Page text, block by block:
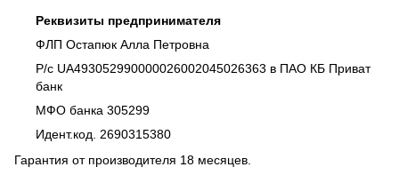
Реквизиты предпринимателя
ФЛП Остапюк Алла Петровна
Р/с UA493052990000026002045026363 в ПАО КБ Приват
банк
МФО банка 305299
Идент.код. 2690315380
Гарантия от производителя 18 месяцев.